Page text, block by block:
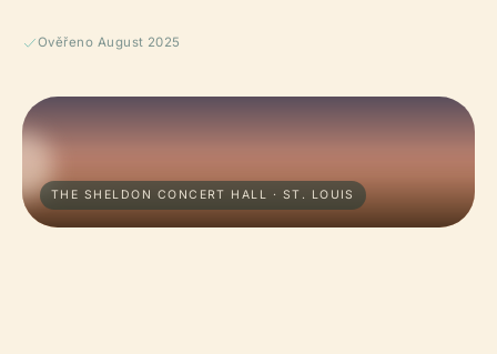
Ověřeno August 2025
THE SHELDON CONCERT HALL · ST. LOUIS